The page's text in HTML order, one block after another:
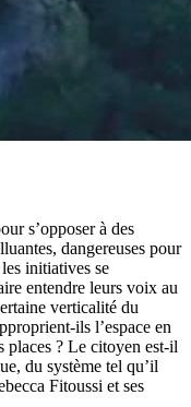
s’opposer à des
dangereuses pour
initiatives se
entendre leurs voix au
verticalité du
ils l’espace en
places ? Le citoyen est-il
du système tel qu’il
Fitoussi et ses